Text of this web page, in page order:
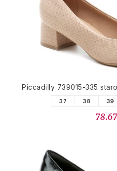
Piccadilly 739015-335
37 38 39